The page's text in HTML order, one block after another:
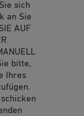
sich
an Sie
AUF
bitte,
Ihres